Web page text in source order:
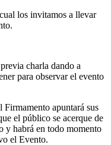
los invitamos a llevar
charla dando a
para observar el evento
apuntará sus
el público se acerque de
y habrá en todo momento
el Evento.